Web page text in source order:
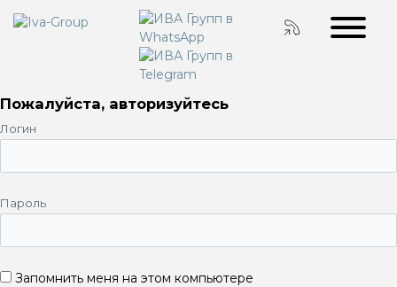
Пожалуйста, авторизуйтесь
Логин
Пароль
Запомнить меня на этом компьютере